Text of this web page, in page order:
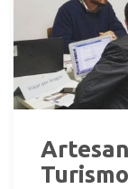
Turismo